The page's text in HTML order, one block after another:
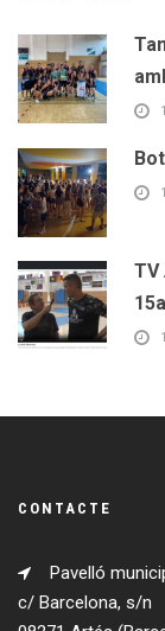
TV
CONTACTE
Pavelló
c/ Barcelona, s/n